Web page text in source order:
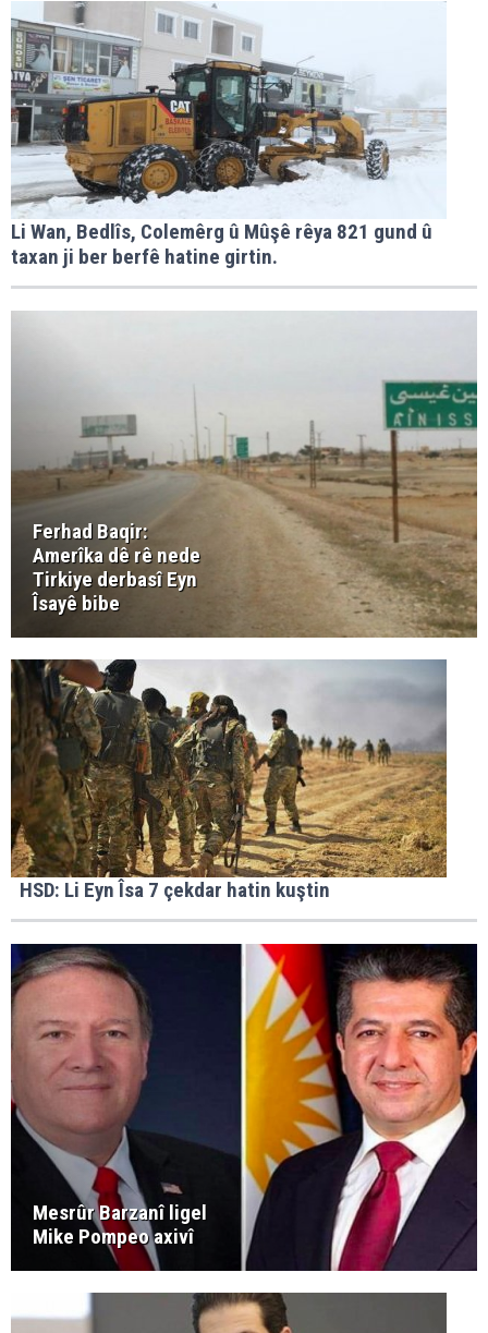
Li Wan, Bedlîs, Colemêrg û Mûşê rêya 821 gund û
taxan ji ber berfê hatine girtin.
Ferhad Baqir:
Amerîka dê rê nede
Tirkiye derbasî Eyn
Îsayê bibe
HSD: Li Eyn Îsa 7 çekdar hatin kuştin
Mesrûr Barzanî ligel
Mike Pompeo axivî